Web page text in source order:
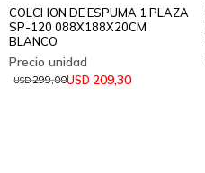
COLCHON DE ESPUMA 1 PLAZA
SP-120 088X188X20CM
BLANCO
USD 209,30
USD299,00